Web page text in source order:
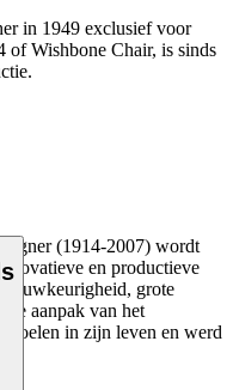
in 1949 exclusief voor
of Wishbone Chair, is sinds
(1914-2007) wordt
en productieve
nauwkeurigheid, grote
aanpak van het
stoelen in zijn leven en werd